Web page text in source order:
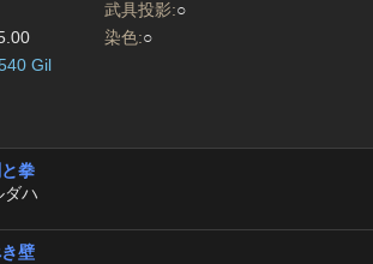
武具投影:○
染色:○
Gil
拳
ダハ
壁